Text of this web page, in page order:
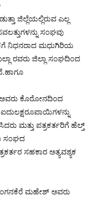
ಜಿಲ್ಲೆಯಲ್ಲಿರುವ ಎಲ್ಲ
ಸಂಘವು
ನಿಧನರಾದ ಮಧುಗಿರಿಯ
ರವರು ಜಿಲ್ಲಾ ಸಂಘದಿಂದ
ಅವರು ಕೊರೋನದಿಂದ
ಐದುಲಕ್ಷರೂಪಾಯಿಗಳನ್ನು
ಮತ್ತು ಪತ್ರಕರ್ತರಿಗೆ ಹೆಲ್ತ್
ಸಂಘದ
ಸಹಕಾರ ಅತ್ಯವಶ್ಯಕ
ಮಹೇಶ್ ಅವರು